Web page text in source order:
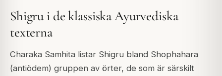
Shigru i de klassiska Ayurvediska
texterna
Charaka Samhita listar Shigru bland Shophahara
(antiödem) gruppen av örter, de som är särskilt